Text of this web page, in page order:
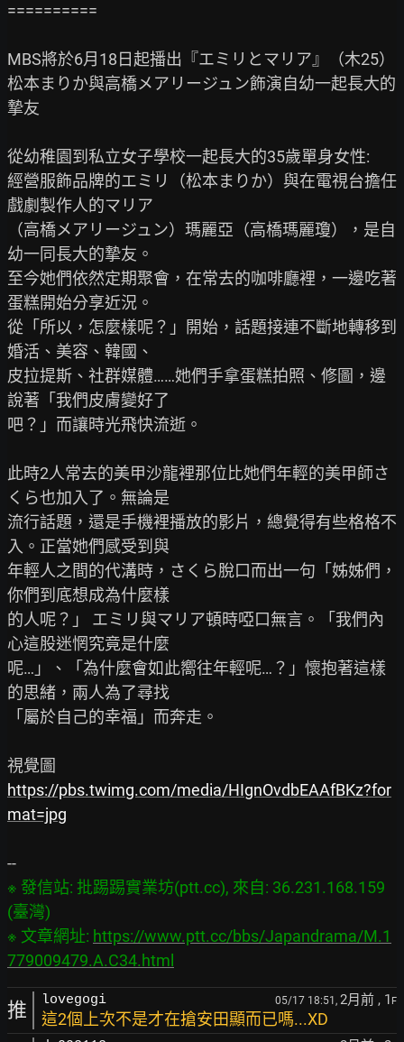
==========
MBS將於6月18日起播出『エミリとマリア』（木25）
松本まりか與高橋メアリージュン飾演自幼一起長大的
摯友
從幼稚園到私立女子學校一起長大的35歲單身女性:
經營服飾品牌的エミリ（松本まりか）與在電視台擔任
戲劇製作人的マリア
（高橋メアリージュン）瑪麗亞（高橋瑪麗瓊），是自
幼一同長大的摯友。
至今她們依然定期聚會，在常去的咖啡廳裡，一邊吃著
蛋糕開始分享近況。
從「所以，怎麼樣呢？」開始，話題接連不斷地轉移到
婚活、美容、韓國、
皮拉提斯、社群媒體……她們手拿蛋糕拍照、修圖，邊
說著「我們皮膚變好了
吧？」而讓時光飛快流逝。
此時2人常去的美甲沙龍裡那位比她們年輕的美甲師さ
くら也加入了。無論是
流行話題，還是手機裡播放的影片，總覺得有些格格不
入。正當她們感受到與
年輕人之間的代溝時，さくら脫口而出一句「姊姊們，
你們到底想成為什麼樣
的人呢？」 エミリ與マリア頓時啞口無言。「我們內
心這股迷惘究竟是什麼
呢…」、「為什麼會如此嚮往年輕呢…？」懷抱著這樣
的思緒，兩人為了尋找
「屬於自己的幸福」而奔走。
https://pbs.twimg.com/media/HIgnOvdbEAAfBKz?for
mat=jpg
※ 發信站: 批踢踢實業坊(ptt.cc), 來自: 36.231.168.159
(臺灣)
※ 文章網址: https://www.ptt.cc/bbs/Japandrama/M.1
779009479.A.C34.html
推 lovegogi 05/17 18:51, 2月前 , 1 F
這2個上次不是才在搶安田顯而已嗎...XD